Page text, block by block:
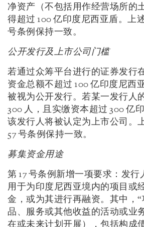
净资产（不包括用作经营场所的
得超过 100 亿印度尼西亚盾。上
号条例保持一致。
公开发行及上市公司门槛
若通过众筹平台进行的证券发行
资金总额不超过 100 亿印度尼西
被视为公开发行。若某一发行人
300 人，且实缴资本超过 300 亿
该发行人将被认定为上市公司。
57 号条例保持一致。
募集资金用途
第 17 号条例新增一项要求：发行
用于为印度尼西亚境内的项目或
金，或为其进行再融资。其中，“
品、服务或其他收益的活动或业
在或未来计划开展），包括构成